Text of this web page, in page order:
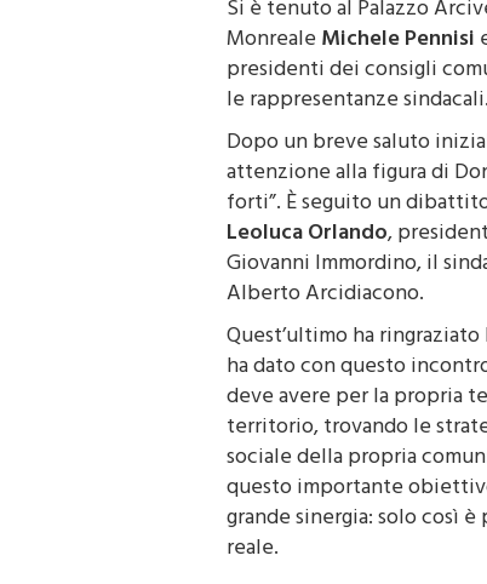
Si è tenuto al Palazzo
MonrealeMichele Pennisi
presidenti dei consigli
le rappresentanze sindacali.
Dopo un breve saluto
attenzione alla figura di
forti”. È seguito un
Leoluca Orlando,
Giovanni Immordino, il
Alberto Arcidiacono.
Quest’ultimo ha
ha dato con questo
deve avere per la propria
territorio, trovando le
sociale della propria
questo importante
grande sinergia: solo così
reale.